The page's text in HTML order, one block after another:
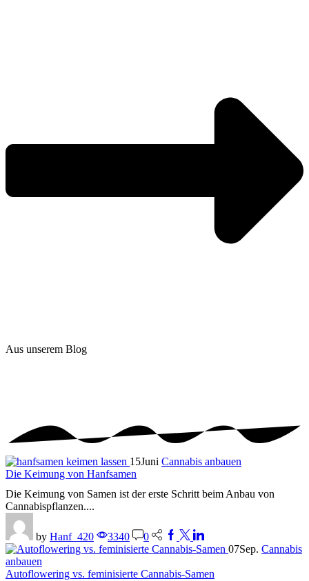
Aus unserem Blog
15Juni Cannabis anbauen
Die Keimung von Hanfsamen
Die Keimung von Samen ist der erste Schritt beim Anbau von
Cannabispflanzen....
by Hanf_420 3340
0
07Sep. Cannabis
anbauen
Autoflowering vs. feminisierte Cannabis-Samen